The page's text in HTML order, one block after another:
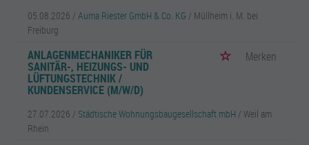
05.08.2026 / Auma Riester GmbH & Co. KG / Müllheim i. M. bei
Freiburg
ANLAGENMECHANIKER FÜR
SANITÄR-, HEIZUNGS- UND
LÜFTUNGSTECHNIK /
KUNDENSERVICE (M/W/D)
Merken
27.07.2026 / Städtische Wohnungsbaugesellschaft mbH / Weil am
Rhein